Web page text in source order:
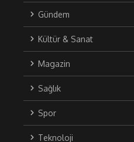
Gündem
Kültür & Sanat
Magazin
Sağlık
Spor
Teknoloji